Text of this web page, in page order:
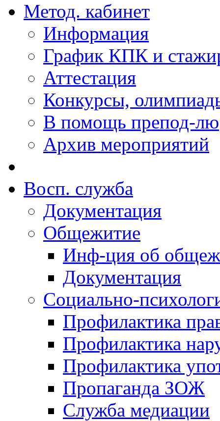
Метод. кабинет
Информация
График КПК и
Аттестация
Конкурсы,
В помощь препод-лю
Архив мероприятий
Восп. cлужба
Документация
Общежитие
Инф-ция об
Документация
Социально-
Профилактика
Профилактика
Профилактика
Пропаганда ЗОЖ
Служба медиации